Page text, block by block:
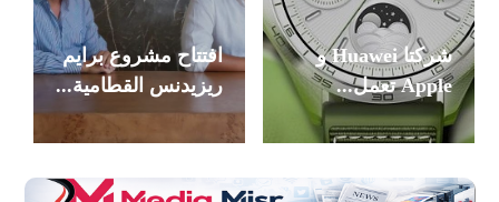
شركتا Huawei و
Apple تعمل...
افتتاح مشروع برايم
ريزيدنس القطامية...